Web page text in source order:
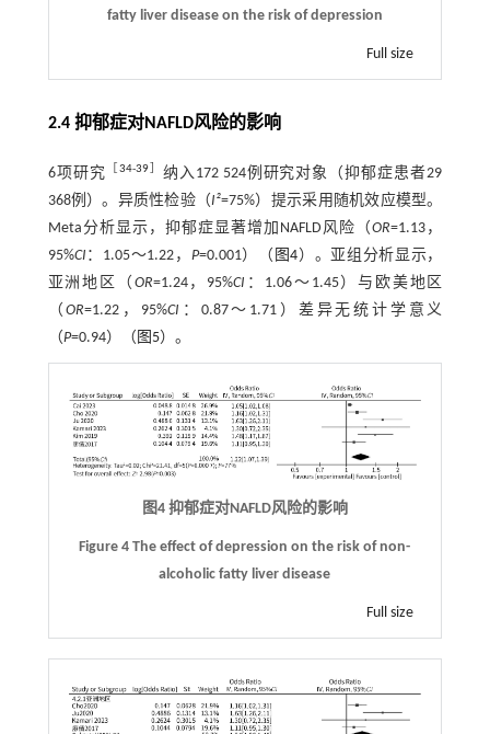
fatty liver disease on the risk of depression
Full size
2.4 抑郁症对NAFLD风险的影响
6项研究 34-39］ 纳入172 524例研究对象（抑郁症患者29
368例）。异质性检验（I²=75%）提示采用随机效应模型。
Meta分析显示，抑郁症显著增加NAFLD风险（OR=1.13，
95%CI ：1.05～1.22， P=0.001）（ 图4）。亚组分析显示，
亚洲地区（ OR=1.24，95%CI ：1.06～1.45）与欧美地区
（OR=1.22，95%CI ：0.87～1.71）差异无统计学意义
（P=0.94）（ 图5）。
图4 抑郁症对NAFLD风险的影响
Figure 4 The effect of depression on the risk of non-
alcoholic fatty liver disease
Full size